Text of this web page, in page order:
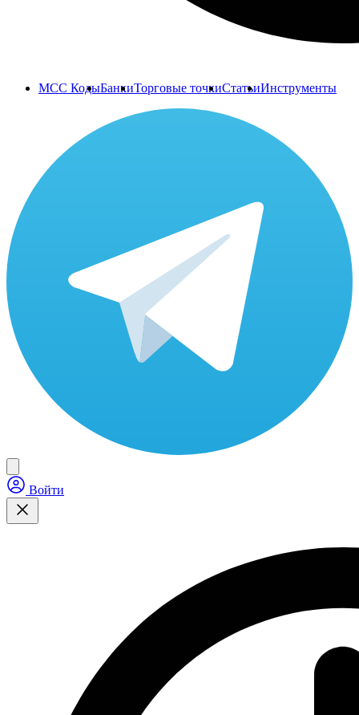
MCC КодыБанкиТорговые точкиСтатьиИнструменты
Войти